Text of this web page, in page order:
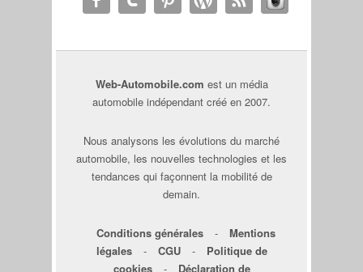
Web-Automobile.com est un média
automobile indépendant créé en 2007.
Nous analysons les évolutions du marché
automobile, les nouvelles technologies et les
tendances qui façonnent la mobilité de
demain.
Conditions générales -
Mentions
légales
- CGU -
Politique de
cookies
- Déclaration de